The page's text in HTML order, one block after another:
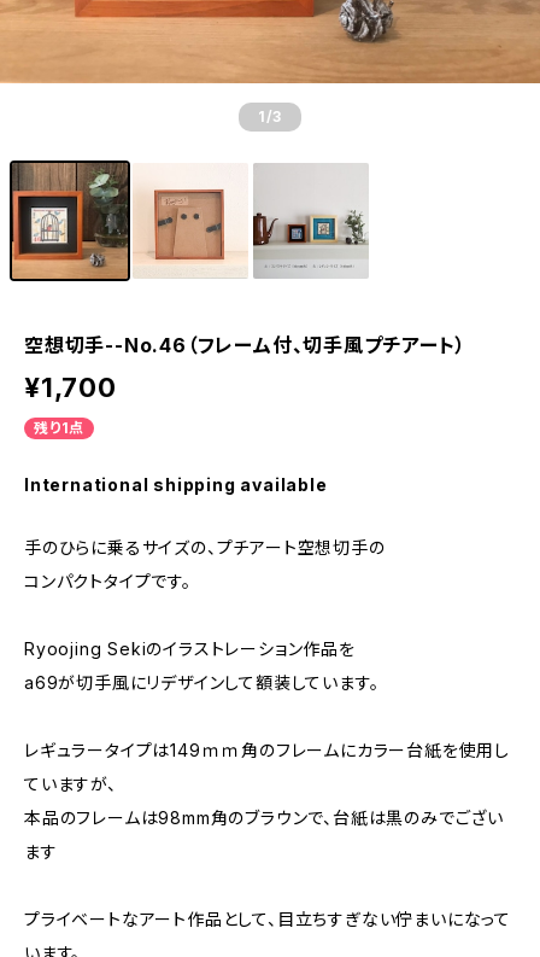
1 /3
空想切手--No.46（フレーム付、切手風プチアート）
¥1,700
残り1点
International shipping available
手のひらに乗るサイズの、プチアート空想切手の
コンパクトタイプです。
Ryoojing Sekiのイラストレーション作品を
a69が切手風にリデザインして額装しています。
レギュラータイプは149ｍｍ角のフレームにカラー台紙を使用し
ていますが、
本品のフレームは98mm角のブラウンで、台紙は黒のみでござい
ます
プライベートなアート作品として、目立ちすぎない佇まいになって
います。